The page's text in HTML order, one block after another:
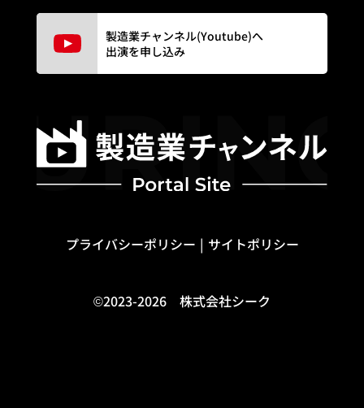
製造業チャンネル(Youtube)へ
出演を申し込み
プライバシーポリシー サイトポリシー
©2023-2026 株式会社シーク